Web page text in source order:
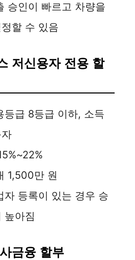
승인이 빠르고 차량을
할 수 있음
저신용자 전용 할
등급 8등급 이하, 소득
1,500만 원
자 등록이 있는 경우 승
높아짐
금융 할부